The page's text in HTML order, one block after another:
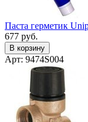
Паста герметик
677 руб.
В корзину
Арт: 9474S004